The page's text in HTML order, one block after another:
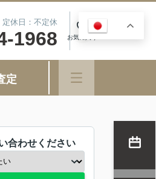
休日：不定休
1968 お気に入り
定
合わせください